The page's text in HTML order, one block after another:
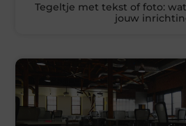
Tegeltje met tekst of foto:
jouw